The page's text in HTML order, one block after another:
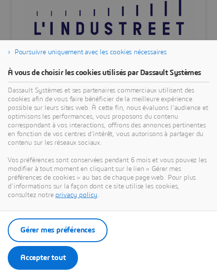
L'Industreet
Visiter notre site Web
IUT de Mantes-en-Yvelines
Poursuivre uniquement avec les cookies nécessaires
À vous de choisir les cookies utilisés par Dassault Systèmes
Dassault Systèmes et ses partenaires commerciaux utilisent des
cookies afin de vous faire bénéficier de la meilleure expérience
possible sur leurs sites web. À cette fin, nous évaluons l'audience et
optimisons les performances, vous proposons du contenu
correspondant à vos interactions, offrons des annonces pertinentes
en fonction de vos centres d'intérêt, vous autorisons à partager du
contenu sur les réseaux sociaux.
Vos préférences sont conservées pendant 6 mois et vous pouvez les
modifier à tout moment en cliquant sur le lien « Gérer mes
préférences de cookies » au bas de chaque page web. Pour plus
d'informations sur la façon dont ce site utilise les cookies,
consultez notre privacy policy.
Accepter tout
Gérer mes préférences